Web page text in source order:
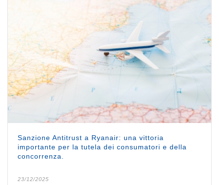
Sanzione Antitrust a Ryanair: una vittoria
importante per la tutela dei consumatori e della
concorrenza.
23/12/2025